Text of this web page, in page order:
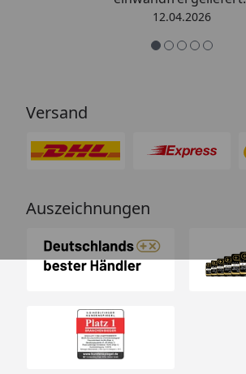
12.04.2026
Versand
Auszeichnungen